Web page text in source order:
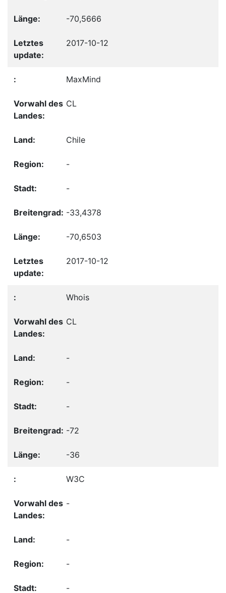
-70,5666
2017-10-12
MaxMind
CL
Chile
-
-
-33,4378
-70,6503
2017-10-12
Whois
CL
-
-
-
-72
-36
W3C
-
-
-
-